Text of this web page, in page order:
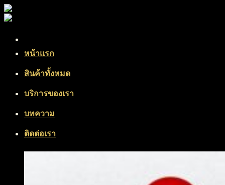
หน้าแรก
สินค้าทั้งหมด
บริการของเรา
บทความ
ติดต่อเรา